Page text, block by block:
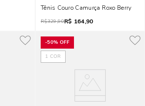
Tênis Couro Camurça Roxo Berry
R$329,90R$ 164,90
-50% OFF
1 COR